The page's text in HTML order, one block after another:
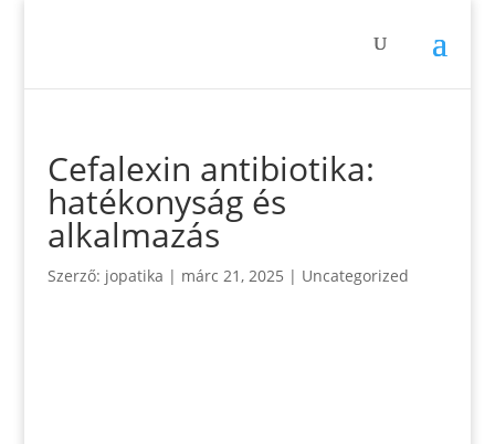
Cefalexin antibiotika:
hatékonyság és
alkalmazás
Szerző: jopatika | márc 21, 2025 | Uncategorized